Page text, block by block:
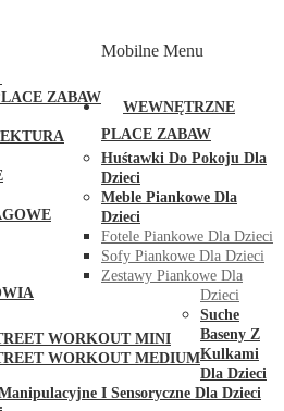
ZABAW
WORKOUT MINI
WORKOUT MEDIUM
Mobilne Menu
WEWNĘTRZNE
PLACE ZABAW
Huśtawki Do Pokoju Dla
Dzieci
Meble Piankowe Dla
Dzieci
Fotele Piankowe Dla Dzieci
Sofy Piankowe Dla Dzieci
Zestawy Piankowe Dla
Dzieci
Suche
Baseny Z
Kulkami
Dla Dzieci
I Sensoryczne Dla Dzieci